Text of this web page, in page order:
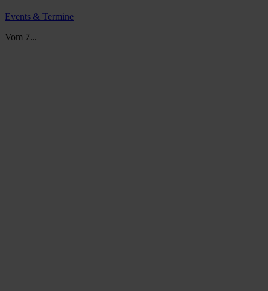
Events & Termine
Vom 7...